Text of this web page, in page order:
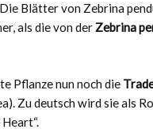
Blätter von Zebrina
als die von der Zebrina
Pflanze nun noch die
Zu deutsch wird sie als